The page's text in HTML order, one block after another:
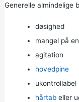
Generelle almindelige
døsighed
mangel på
agitation
hovedpine
ukontrollabel
hårtabeller